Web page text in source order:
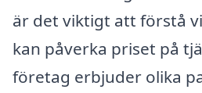
är det viktigt att förstå
kan påverka priset på
företag erbjuder olika